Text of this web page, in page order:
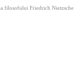
filosofului Friedrich Nietzsche